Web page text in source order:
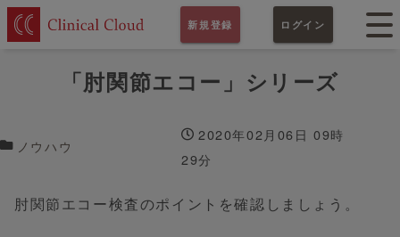
新規登録 ログイン
「肘関節エコー」シリーズ
ノウハウ
2020年02月06日 09時
29分
肘関節エコー検査のポイントを確認しましょう。